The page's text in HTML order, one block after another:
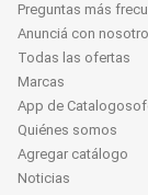
Preguntas más
Anunciá con
Todas las ofertas
Marcas
App de
Quiénes somos
Agregar catálogo
Noticias